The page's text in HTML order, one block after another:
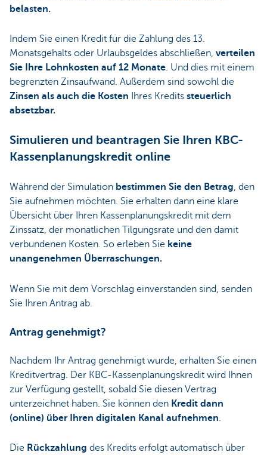
belasten.
Indem Sie einen Kredit für die Zahlung des 13.
Monatsgehalts oder Urlaubsgeldes abschließen, verteilen
Sie Ihre Lohnkosten auf 12 Monate. Und dies mit einem
begrenzten Zinsaufwand. Außerdem sind sowohl die
Zinsen als auch die Kosten Ihres Kredits steuerlich
absetzbar.
Simulieren und beantragen Sie Ihren KBC-
Kassenplanungskredit online
Während der Simulation bestimmen Sie den Betrag, den
Sie aufnehmen möchten. Sie erhalten dann eine klare
Übersicht über Ihren Kassenplanungskredit mit dem
Zinssatz, der monatlichen Tilgungsrate und den damit
verbundenen Kosten. So erleben Sie keine
unangenehmen Überraschungen.
Wenn Sie mit dem Vorschlag einverstanden sind, senden
Sie Ihren Antrag ab.
Antrag genehmigt?
Nachdem Ihr Antrag genehmigt wurde, erhalten Sie einen
Kreditvertrag. Der KBC-Kassenplanungskredit wird Ihnen
zur Verfügung gestellt, sobald Sie diesen Vertrag
unterzeichnet haben. Sie können den Kredit dann
(online) über Ihren digitalen Kanal aufnehmen.
Die Rückzahlung des Kredits erfolgt automatisch über